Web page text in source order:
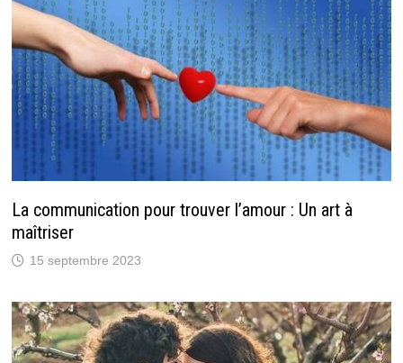
La communication pour trouver l’amour : Un art à
maîtriser
15 septembre 2023